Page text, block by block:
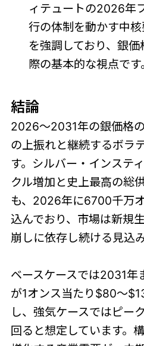
ィテュートの2026年
行の体制を動かす中
を強調しており、銀
際の基本的な視点です。
結論
2026〜2031年の銀価格
の上振れと継続するボラ
す。シルバー・インステ
クル増加と史上最高の総
も、2026年に6700千万
込んでおり、市場は新規
崩しに依存し続ける見込み
ベースケースでは2031年
が1オンス当たり$80〜
し、強気ケースではピー
回ると想定しています。